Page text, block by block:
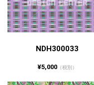
NDH300033
¥5,000 （税別）